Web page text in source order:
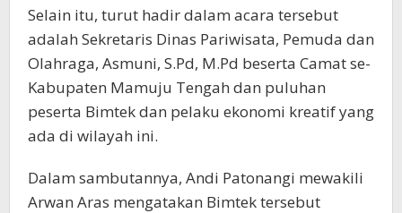
Selain itu, turut hadir dalam acara tersebut
adalah Sekretaris Dinas Pariwisata, Pemuda dan
Olahraga, Asmuni, S.Pd, M.Pd beserta Camat se-
Kabupaten Mamuju Tengah dan puluhan
peserta Bimtek dan pelaku ekonomi kreatif yang
ada di wilayah ini.
Dalam sambutannya, Andi Patonangi mewakili
Arwan Aras mengatakan Bimtek tersebut